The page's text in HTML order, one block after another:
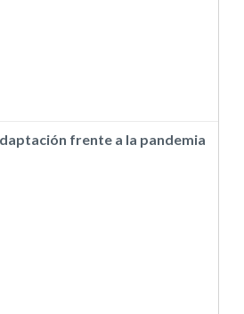
frente a la pandemia